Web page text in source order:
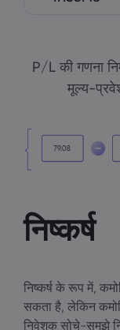
P/L की गणना
मूल्य-
निष्कर्ष
निष्कर्ष के रूप में,
सकता है, लेकिन
निवेशक सोचे-समझे